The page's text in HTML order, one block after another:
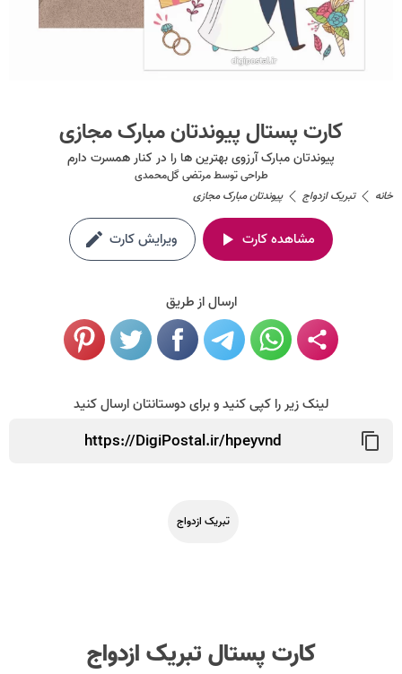
کارت پستال پیوندتان مبارک مجازی
پیوندتان مبارک آرزوی بهترین ها را در کنار همسرت دارم
طراحی توسطمرتضی گل‌محمدی
خانه
تبریک ازدواج پیوندتان مبارک مجازی
مشاهده کارت ویرایش کارت
ارسال از طریق
لینک زیر را کپی کنید و برای دوستانتان ارسال کنید
تبریک ازدواج
کارت پستال تبریک ازدواج